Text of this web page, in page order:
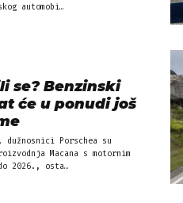
automobi…
se? Benzinski
će u ponudi još
dužnosnici Porschea su
Macana s motornim
2026., osta…